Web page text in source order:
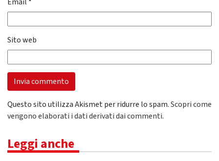
Sito web
Questo sito utilizza Akismet per ridurre lo spam.Scopri come
vengono elaborati i dati derivati dai commenti.
Leggi anche